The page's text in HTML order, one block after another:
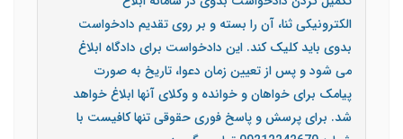
الکترونیکی ثنا، آن را بسته و بر روی تقدیم دادخواست
بدوی باید کلیک کند. این دادخواست برای دادگاه ابلاغ
می شود و پس از تعیین زمان دعوا، تاریخ به صورت
پیامک برای خواهان و خوانده و وکلای آنها ابلاغ خواهد
شد. برای پرسش و پاسخ فوری حقوقی تنها کافیست با